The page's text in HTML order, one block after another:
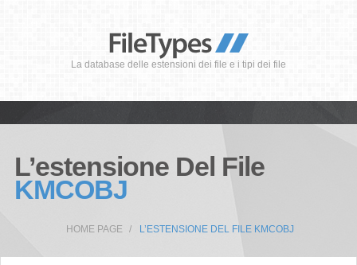
La database delle estensioni dei file e i tipi dei file
L’estensione Del File
KMCOBJ
HOME PAGE L’ESTENSIONE DEL FILE KMCOBJ